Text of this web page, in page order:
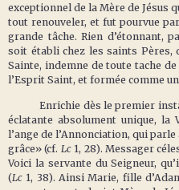
exceptionnel de la Mère de Jésus
tout renouveler, et fut pourvue
grande tâche. Rien d’étonnant,
soit établi chez les saints Pères,
Sainte, indemne de toute tache
l’Esprit Saint, et formée comme
Enrichie dès le premier
éclatante absolument unique, la
l’ange de l’Annonciation, qui
grâce» (cf. Lc1, 28). Messager
Voici la servante du Seigneur,
(Lc 1, 38). Ainsi Marie, fille